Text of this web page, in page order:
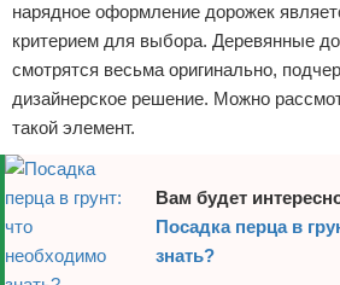
нарядное оформление дорожек
критерием для выбора. Деревянные
смотрятся весьма оригинально,
дизайнерское решение. Можно
такой элемент.
Вам будет
Посадка перца в
знать?